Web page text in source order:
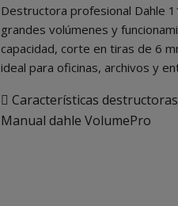
Destructora profesional Dahle
grandes volúmenes y
capacidad, corte en tiras de 6
ideal para oficinas, archivos y
Características destructoras
Manual dahle VolumePro